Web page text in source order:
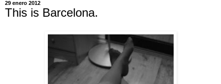
29 enero 2012
This is Barcelona.